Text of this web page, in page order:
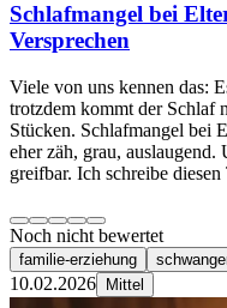
Schlafmangel bei
Versprechen
Viele von uns kennen das:
trotzdem kommt der Schlaf
Stücken. Schlafmangel bei
eher zäh, grau, auslaugend.
greifbar. Ich schreibe diesen
Noch nicht bewertet
familie-erziehung
10.02.2026 Mittel